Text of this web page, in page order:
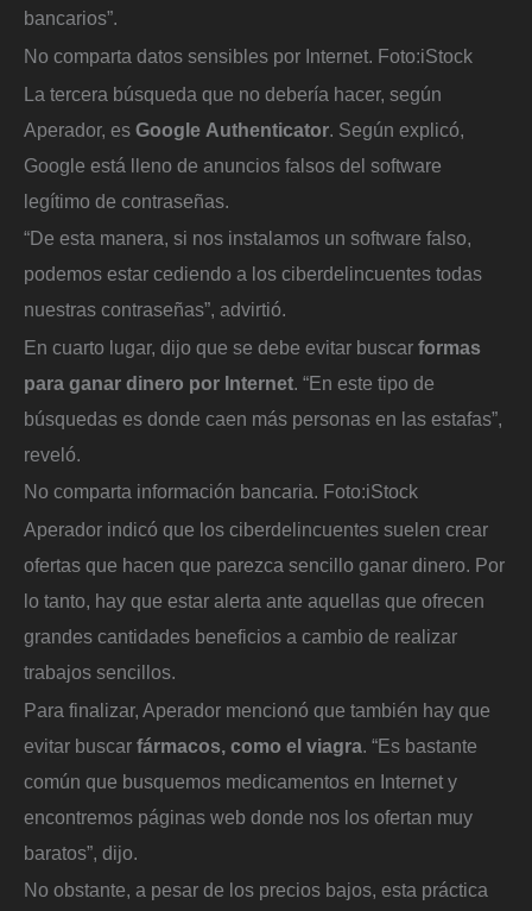
bancarios”.
No comparta datos sensibles por Internet. Foto:iStock
La tercera búsqueda que no debería hacer, según
Aperador, es Google Authenticator . Según explicó,
Google está lleno de anuncios falsos del software
legítimo de contraseñas.
“De esta manera, si nos instalamos un software falso,
podemos estar cediendo a los ciberdelincuentes todas
nuestras contraseñas”, advirtió.
En cuarto lugar, dijo que se debe evitar buscar formas
para ganar dinero por Internet. “En este tipo de
búsquedas es donde caen más personas en las estafas”,
reveló.
No comparta información bancaria. Foto:iStock
Aperador indicó que los ciberdelincuentes suelen crear
ofertas que hacen que parezca sencillo ganar dinero. Por
lo tanto, hay que estar alerta ante aquellas que ofrecen
grandes cantidades beneficios a cambio de realizar
trabajos sencillos.
Para finalizar, Aperador mencionó que también hay que
evitar buscar fármacos, como el viagra. “Es bastante
común que busquemos medicamentos en Internet y
encontremos páginas web donde nos los ofertan muy
baratos”, dijo.
No obstante, a pesar de los precios bajos, esta práctica